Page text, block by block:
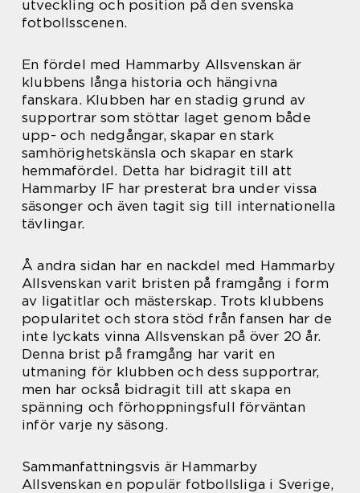
utveckling och position på den svenska
fotbollsscenen.
En fördel med Hammarby Allsvenskan är
klubbens långa historia och hängivna
fanskara. Klubben har en stadig grund av
supportrar som stöttar laget genom både
upp- och nedgångar, skapar en stark
samhörighetskänsla och skapar en stark
hemmafördel. Detta har bidragit till att
Hammarby IF har presterat bra under vissa
säsonger och även tagit sig till internationella
tävlingar.
Å andra sidan har en nackdel med Hammarby
Allsvenskan varit bristen på framgång i form
av ligatitlar och mästerskap. Trots klubbens
popularitet och stora stöd från fansen har de
inte lyckats vinna Allsvenskan på över 20 år.
Denna brist på framgång har varit en
utmaning för klubben och dess supportrar,
men har också bidragit till att skapa en
spänning och förhoppningsfull förväntan
inför varje ny säsong.
Sammanfattningsvis är Hammarby
Allsvenskan en populär fotbollsliga i Sverige,